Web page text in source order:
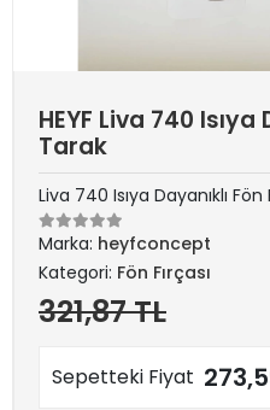
HEYF Liva 740 Isıya
Tarak
Liva 740 Isıya Dayanıklı Fön
Marka: heyfconcept
Kategori: Fön Fırçası
321,87 TL
Sepetteki Fiyat